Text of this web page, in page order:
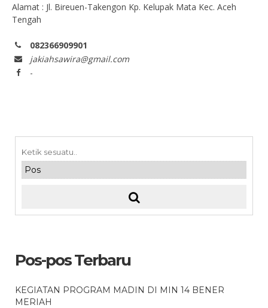
Alamat : Jl. Bireuen-Takengon Kp. Kelupak Mata Kec. Aceh
Tengah
082366909901
jakiahsawira@gmail.com
-
Pos-pos Terbaru
KEGIATAN PROGRAM MADIN DI MIN 14 BENER
MERIAH